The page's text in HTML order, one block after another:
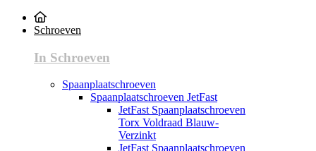
Schroeven
In Schroeven
Spaanplaatschroeven
Spaanplaatschroeven JetFast
JetFast Spaanplaatschroeven
Torx Voldraad Blauw-
Verzinkt
JetFast Spaanplaatschroeven